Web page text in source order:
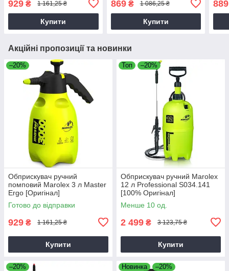
929 ₴ 1 161,25 ₴
Купити
869₴ 1 086,25 ₴
Купити
889
Акційні пропозиції та новинки
–20%
Обприскувач ручний
помповий Marolex 3 л Master
Ergo [Оригінал]
Готово до відправки
929 ₴ 1 161,25 ₴
Купити
Топ –20%
Обприскувач ручний Marolex
12 л Professional S034.141
[100% Оригінал]
Менше 10 од.
2 499 ₴ 3 123,75 ₴
Купити
–20% Новинка –20%